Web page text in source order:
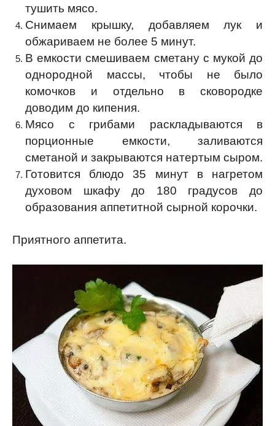
тушить мясо.
Снимаем крышку, добавляем лук и
обжариваем не более 5 минут.
В емкости смешиваем сметану с мукой до
однородной массы, чтобы не было
комочков и отдельно в сковородке
доводим до кипения.
Мясо с грибами раскладываются в
порционные емкости, заливаются
сметаной и закрываются натертым сыром.
Готовится блюдо 35 минут в нагретом
духовом шкафу до 180 градусов до
образования аппетитной сырной корочки.
Приятного аппетита.